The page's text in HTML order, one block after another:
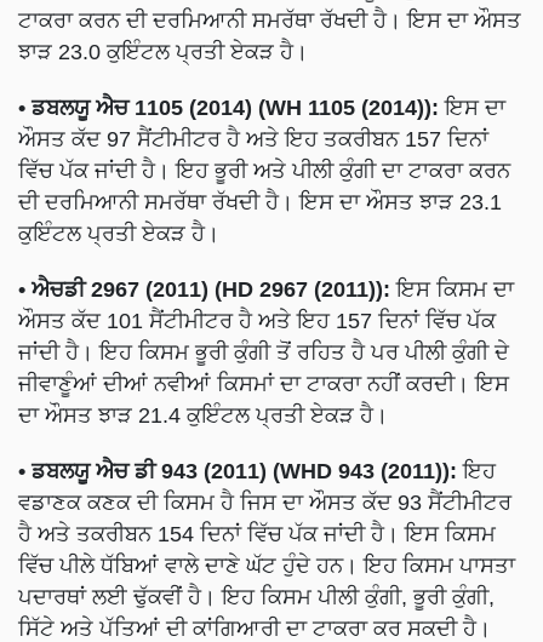
ਟਾਕਰਾ ਕਰਨ ਦੀ ਦਰਮਿਆਨੀ ਸਮਰੱਥਾ ਰੱਖਦੀ ਹੈ। ਇਸ ਦਾ ਔਸਤ
ਝਾੜ 23.0 ਕੁਇੰਟਲ ਪ੍ਰਤੀ ਏਕੜ ਹੈ।
• ਡਬਲਯੂ ਐਚ 1105 (2014) (WH 1105 (2014)): ਇਸ ਦਾ
ਔਸਤ ਕੱਦ 97 ਸੈਂਟੀਮੀਟਰ ਹੈ ਅਤੇ ਇਹ ਤਕਰੀਬਨ 157 ਦਿਨਾਂ
ਵਿੱਚ ਪੱਕ ਜਾਂਦੀ ਹੈ। ਇਹ ਭੂਰੀ ਅਤੇ ਪੀਲੀ ਕੁੰਗੀ ਦਾ ਟਾਕਰਾ ਕਰਨ
ਦੀ ਦਰਮਿਆਨੀ ਸਮਰੱਥਾ ਰੱਖਦੀ ਹੈ। ਇਸ ਦਾ ਔਸਤ ਝਾੜ 23.1
ਕੁਇੰਟਲ ਪ੍ਰਤੀ ਏਕੜ ਹੈ।
• ਐਚਡੀ 2967 (2011) (HD 2967 (2011)): ਇਸ ਕਿਸਮ ਦਾ
ਔਸਤ ਕੱਦ 101 ਸੈਂਟੀਮੀਟਰ ਹੈ ਅਤੇ ਇਹ 157 ਦਿਨਾਂ ਵਿੱਚ ਪੱਕ
ਜਾਂਦੀ ਹੈ। ਇਹ ਕਿਸਮ ਭੂਰੀ ਕੁੰਗੀ ਤੋਂ ਰਹਿਤ ਹੈ ਪਰ ਪੀਲੀ ਕੁੰਗੀ ਦੇ
ਜੀਵਾਣੂੰਆਂ ਦੀਆਂ ਨਵੀਆਂ ਕਿਸਮਾਂ ਦਾ ਟਾਕਰਾ ਨਹੀਂ ਕਰਦੀ। ਇਸ
ਦਾ ਔਸਤ ਝਾੜ 21.4 ਕੁਇੰਟਲ ਪ੍ਰਤੀ ਏਕੜ ਹੈ।
• ਡਬਲਯੂ ਐਚ ਡੀ 943 (2011) (WHD 943 (2011)): ਇਹ
ਵਡਾਣਕ ਕਣਕ ਦੀ ਕਿਸਮ ਹੈ ਜਿਸ ਦਾ ਔਸਤ ਕੱਦ 93 ਸੈਂਟੀਮੀਟਰ
ਹੈ ਅਤੇ ਤਕਰੀਬਨ 154 ਦਿਨਾਂ ਵਿੱਚ ਪੱਕ ਜਾਂਦੀ ਹੈ। ਇਸ ਕਿਸਮ
ਵਿੱਚ ਪੀਲੇ ਧੱਬਿਆਂ ਵਾਲੇ ਦਾਣੇ ਘੱਟ ਹੁੰਦੇ ਹਨ। ਇਹ ਕਿਸਮ ਪਾਸਤਾ
ਪਦਾਰਥਾਂ ਲਈ ਢੁੱਕਵੀਂ ਹੈ। ਇਹ ਕਿਸਮ ਪੀਲੀ ਕੁੰਗੀ, ਭੂਰੀ ਕੁੰਗੀ,
ਸਿੱਟੇ ਅਤੇ ਪੱਤਿਆਂ ਦੀ ਕਾਂਗਿਆਰੀ ਦਾ ਟਾਕਰਾ ਕਰ ਸਕਦੀ ਹੈ।